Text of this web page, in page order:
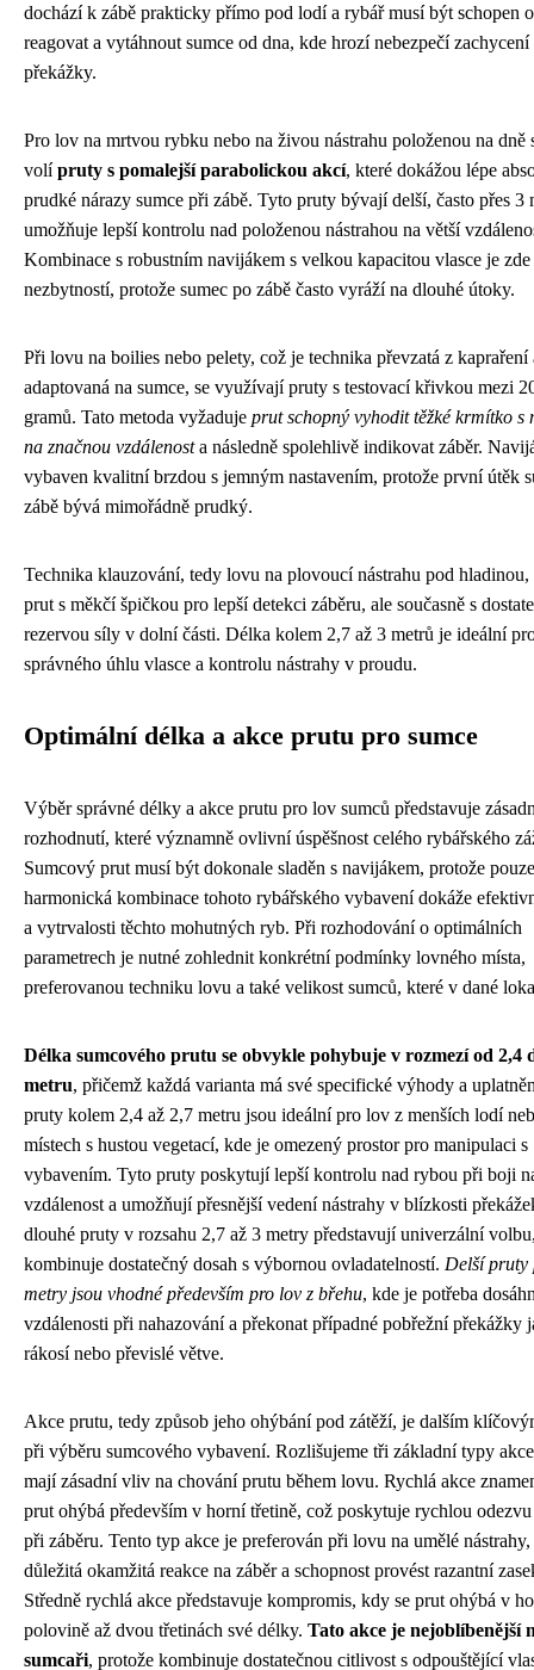
dochází k zábě prakticky přímo pod lodí a rybář musí být schopen
reagovat a vytáhnout sumce od dna, kde hrozí nebezpečí zachycení
překážky.
Pro lov na mrtvou rybku nebo na živou nástrahu položenou na dně
volípruty s pomalejší parabolickou akcí, které dokážou lépe
prudké nárazy sumce při zábě. Tyto pruty bývají delší, často přes 3
umožňuje lepší kontrolu nad položenou nástrahou na větší
Kombinace s robustním navijákem s velkou kapacitou vlasce je zde
nezbytností, protože sumec po zábě často vyráží na dlouhé útoky.
Při lovu na boilies nebo pelety, což je technika převzatá z kapraření
adaptovaná na sumce, se využívají pruty s testovací křivkou mezi
gramů. Tato metoda vyžaduje prut schopný vyhodit těžké krmítko s
na značnou vzdálenosta následně spolehlivě indikovat záběr.
vybaven kvalitní brzdou s jemným nastavením, protože první útěk
zábě bývá mimořádně prudký.
Technika klauzování, tedy lovu na plovoucí nástrahu pod hladinou,
prut s měkčí špičkou pro lepší detekci záběru, ale současně s
rezervou síly v dolní části. Délka kolem 2,7 až 3 metrů je ideální
správného úhlu vlasce a kontrolu nástrahy v proudu.
Optimální délka a akce prutu pro sumce
Výběr správné délky a akce prutu pro lov sumců představuje
rozhodnutí, které významně ovlivní úspěšnost celého rybářského
Sumcový prut musí být dokonale sladěn s navijákem, protože pouze
harmonická kombinace tohoto rybářského vybavení dokáže
a vytrvalosti těchto mohutných ryb. Při rozhodování o optimálních
parametrech je nutné zohlednit konkrétní podmínky lovného místa,
preferovanou techniku lovu a také velikost sumců, které v dané
Délka sumcového prutu se obvykle pohybuje v rozmezí od 2,4
metru, přičemž každá varianta má své specifické výhody a
pruty kolem 2,4 až 2,7 metru jsou ideální pro lov z menších lodí
místech s hustou vegetací, kde je omezený prostor pro manipulaci s
vybavením. Tyto pruty poskytují lepší kontrolu nad rybou při boji
vzdálenost a umožňují přesnější vedení nástrahy v blízkosti
dlouhé pruty v rozsahu 2,7 až 3 metry představují univerzální
kombinuje dostatečný dosah s výbornou ovladatelností. Delší pruty
metry jsou vhodné především pro lov z břehu, kde je potřeba
vzdálenosti při nahazování a překonat případné pobřežní překážky
rákosí nebo převislé větve.
Akce prutu, tedy způsob jeho ohýbání pod zátěží, je dalším
při výběru sumcového vybavení. Rozlišujeme tři základní typy
mají zásadní vliv na chování prutu během lovu. Rychlá akce
prut ohýbá především v horní třetině, což poskytuje rychlou
při záběru. Tento typ akce je preferován při lovu na umělé
důležitá okamžitá reakce na záběr a schopnost provést razantní
Středně rychlá akce představuje kompromis, kdy se prut ohýbá v
polovině až dvou třetinách své délky. Tato akce je nejoblíbenější
sumcaři, protože kombinuje dostatečnou citlivost s odpouštějící